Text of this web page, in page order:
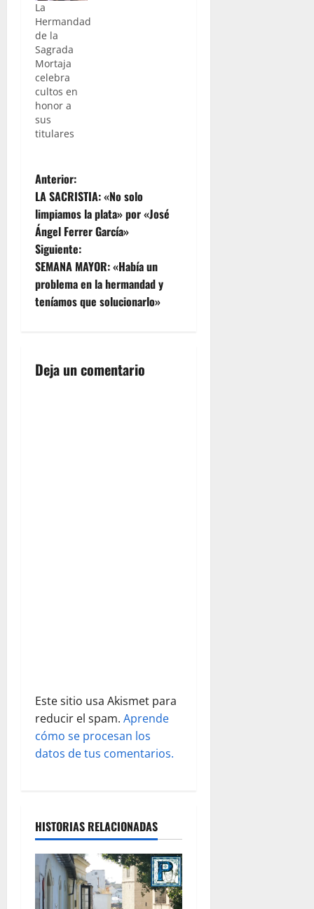
La
Hermandad
de la
Sagrada
Mortaja
celebra
cultos en
honor a
sus
titulares
N
a
v
e
g
c
a
s
Anterior:
LA SACRISTIA: «No solo
limpiamos la plata» por «José
Ángel Ferrer García»
Siguiente:
SEMANA MAYOR: «Había un
problema en la hermandad y
teníamos que solucionarlo»
Deja un comentario
Este sitio usa Akismet para
reducir el spam. Aprende
cómo se procesan los
datos de tus comentarios.
HISTORIAS RELACIONADAS